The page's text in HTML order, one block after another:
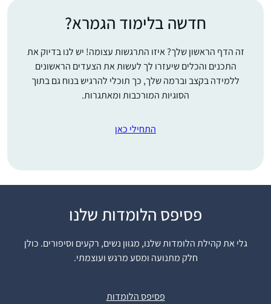
חדשה בלימוד הגמרא?
זה הדף הראשון שלך? איזו התרגשות עצומה! יש לנו בדיוק את
התכנים והכלים שיעזרו לך לעשות את הצעדים הראשונים
ללמידה בקצב וברמה שלך, כך תוכלי להרגיש בנוח גם בתוך
הסוגיות המורכבות ומאתגרות.
התחילי כאן
פסיפס הלומדות שלנו
גלי את קהילת הלומדות שלנו, מגוון נשים, רקעים וסיפורים. כולן
חלק מתנועה ומסע מרגש ועוצמתי.
פסיפס הלומדות
שמעתי על הסיום הענק
בבנייני האומה. רציתי גם.
החלטתי להצטרף.
אפרת, ישראל